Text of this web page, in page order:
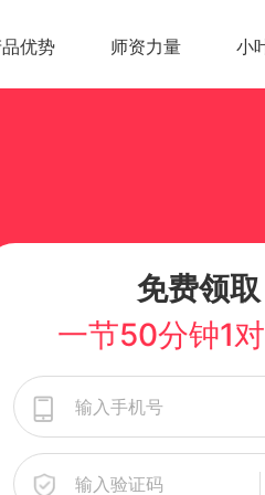
优势 师资力量 小
免费领取
一节50分钟1